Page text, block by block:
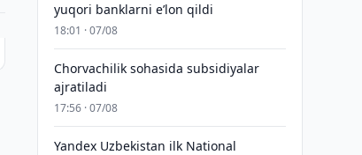
yuqori banklarni eʼlon qildi
18:01 · 07/08
Chorvachilik sohasida subsidiyalar
ajratiladi
17:56 · 07/08
Yandex Uzbekistan ilk National